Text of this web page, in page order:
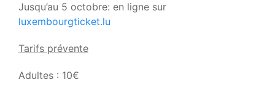
Jusqu’au 5 octobre: en ligne sur
luxembourgticket.lu
Tarifs prévente
Adultes : 10€